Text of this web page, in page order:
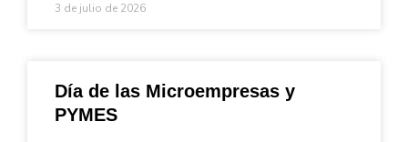
3 de julio de 2026
Día de las Microempresas y
PYMES